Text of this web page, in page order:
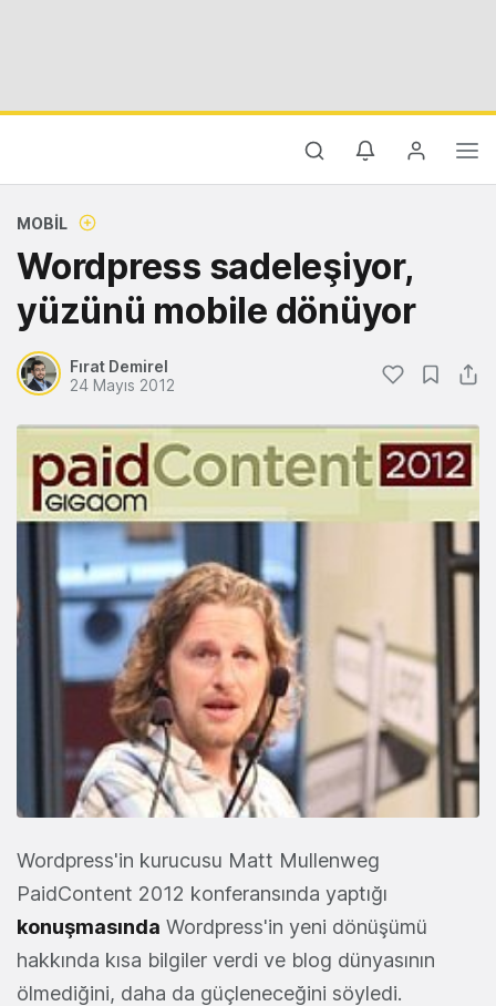
MOBIL
Wordpress sadeleşiyor,
yüzünü mobile dönüyor
Fırat Demirel
24 Mayıs 2012
Wordpress'in kurucusu Matt Mullenweg
PaidContent 2012 konferansında yaptığı
konuşmasında Wordpress'in yeni dönüşümü
hakkında kısa bilgiler verdi ve blog dünyasının
ölmediğini, daha da güçleneceğini söyledi.